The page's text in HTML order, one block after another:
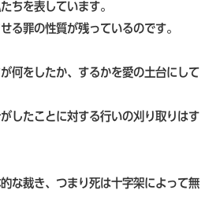
ちを表しています。
る罪の性質が残っているのです。
何をしたか、するかを愛の土台にして
したことに対する行いの刈り取りはす
な裁き、つまり死は十字架によって無